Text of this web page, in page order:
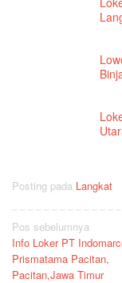
Posting pada Langkat
Navigasi
pos
Pos sebelumnya
Info Loker PT
Prismatama Pacitan,
Pacitan,Jawa Timur